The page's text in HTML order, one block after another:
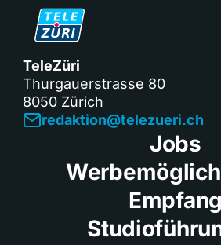
TeleZüri
Thurgauerstrasse 80
8050 Zürich
redaktion@telezueri.ch
Jobs
Empfang